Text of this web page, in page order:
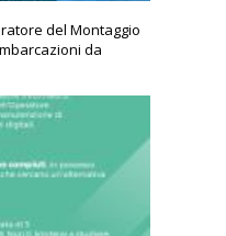
del Montaggio
da